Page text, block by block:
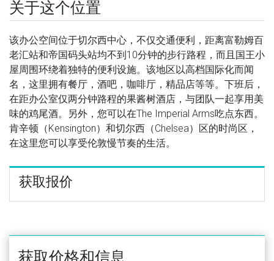
关于这个位置
该办公空间位于切尔西中心，不仅交通便利，距离富勒姆百
老汇站和帝国码头站均不到10分钟的步行路程，而且国王小
屋周围环绕着独特的便利设施。该地区以高档国际化而闻
名，这里拥有餐厅，酒吧，咖啡厅，精品店等等。下班后，
在距办公室仅两分钟路程的果酱树酒店，与团队一起享用美
味的鸡尾酒。另外，您可以在The Imperial Arms吃点东西。
肯辛顿（Kensington）和切尔西（Chelsea）区的时尚区，
在这里您可以享受伦敦慢节奏的生活。
获取报价
获取价格和信息